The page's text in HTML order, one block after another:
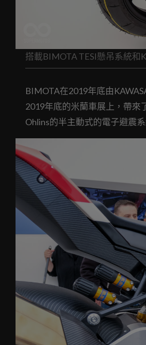
搭載BIMOTA TESI懸吊系統和
BIMOTA在2019年底由
2019年底的米蘭車展上，帶來
Ohlins的半主動式的電子避震